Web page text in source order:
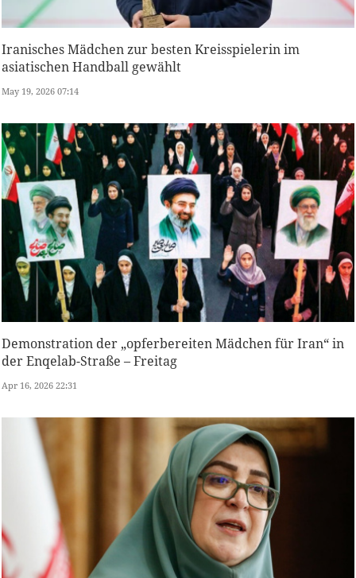
Iranisches Mädchen zur besten Kreisspielerin im
asiatischen Handball gewählt
May 19, 2026 07:14
Demonstration der „opferbereiten Mädchen für Iran“ in
der Enqelab-Straße – Freitag
Apr 16, 2026 22:31